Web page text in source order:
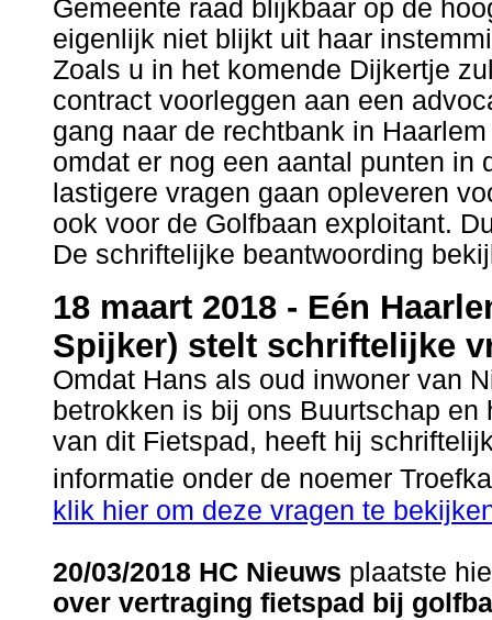
Gemeente raad blijkbaar op de
eigenlijk niet blijkt uit haar
Zoals u in het komende Dijkertje
contract voorleggen aan een
gang naar de rechtbank in
omdat er nog een aantal punten in
lastigere vragen gaan opleveren
ook voor de Golfbaan exploitant.
De schriftelijke beantwoording
18 maart 2018 - Eén
Spijker) stelt schriftelijke
Omdat Hans als oud inwoner van
betrokken is bij ons Buurtschap
van dit Fietspad, heeft hij
informatie onder de noemer
klik hier om deze vragen te
20/03/2018 HC Nieuws plaatste
over vertraging fietspad bij